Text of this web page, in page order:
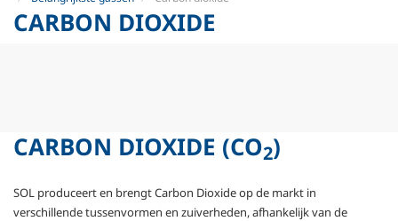
CARBON DIOXIDE
CARBON DIOXIDE (CO2)
SOL produceert en brengt Carbon Dioxide op de markt in
verschillende tussenvormen en zuiverheden, afhankelijk van de